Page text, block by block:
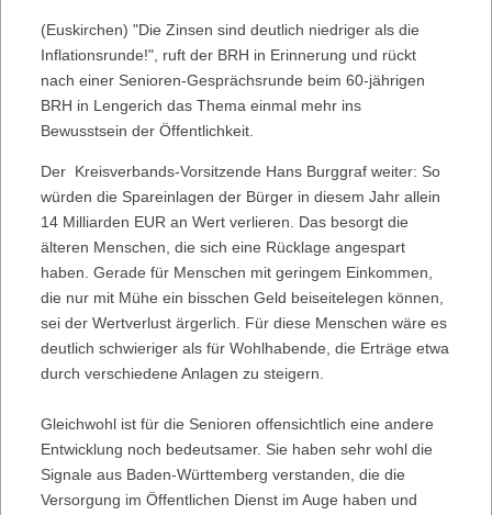
(Euskirchen) "Die Zinsen sind deutlich niedriger als die
Inflationsrunde!", ruft der BRH in Erinnerung und rückt
nach einer Senioren-Gesprächsrunde beim 60-jährigen
BRH in Lengerich das Thema einmal mehr ins
Bewusstsein der Öffentlichkeit.
Der Kreisverbands-Vorsitzende Hans Burggraf weiter: So
würden die Spareinlagen der Bürger in diesem Jahr allein
14 Milliarden EUR an Wert verlieren. Das besorgt die
älteren Menschen, die sich eine Rücklage angespart
haben. Gerade für Menschen mit geringem Einkommen,
die nur mit Mühe ein bisschen Geld beiseitelegen können,
sei der Wertverlust ärgerlich. Für diese Menschen wäre es
deutlich schwieriger als für Wohlhabende, die Erträge etwa
durch verschiedene Anlagen zu steigern.
Gleichwohl ist für die Senioren offensichtlich eine andere
Entwicklung noch bedeutsamer. Sie haben sehr wohl die
Signale aus Baden-Württemberg verstanden, die die
Versorgung im Öffentlichen Dienst im Auge haben und